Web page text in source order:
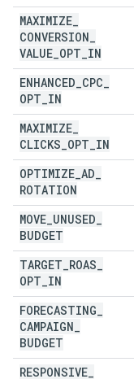
MAXIMIZE
CONVERSION
VALUE OPT IN
ENHANCED CPC
OPT IN
MAXIMIZE
CLICKS OPT IN
OPTIMIZE AD
ROTATION
MOVE UNUSED
BUDGET
TARGET ROAS
OPT IN
FORECASTING
CAMPAIGN
BUDGET
RESPONSIVE